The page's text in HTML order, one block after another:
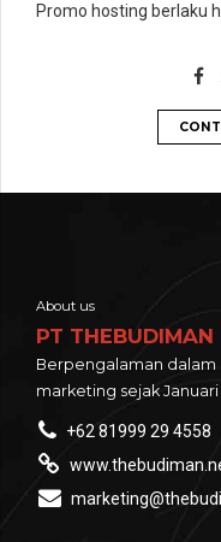
Promo hosting berlaku
About us
PT
Berpengalaman
marketing sejak
+62 81999 29 4558